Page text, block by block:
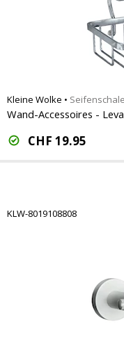
Kleine Wolke • Seifenschale
Wand-Accessoires -
CHF 19.95
KLW-8019108808